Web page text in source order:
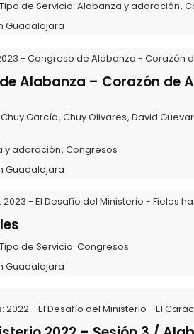
Tipo de Servicio: Alabanza y adoración,
Guadalajara
- Congreso de Alabanza - Corazón
Alabanza – Corazón de
Chuy García, Chuy Olivares, David
y adoración, Congresos
Guadalajara
2023 - El Desafío del Ministerio - Fieles
Tipo de Servicio: Congresos
Guadalajara
2022 - El Desafío del Ministerio - El